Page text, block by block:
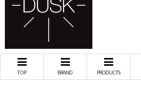
TOP BRAND PRODUCTS